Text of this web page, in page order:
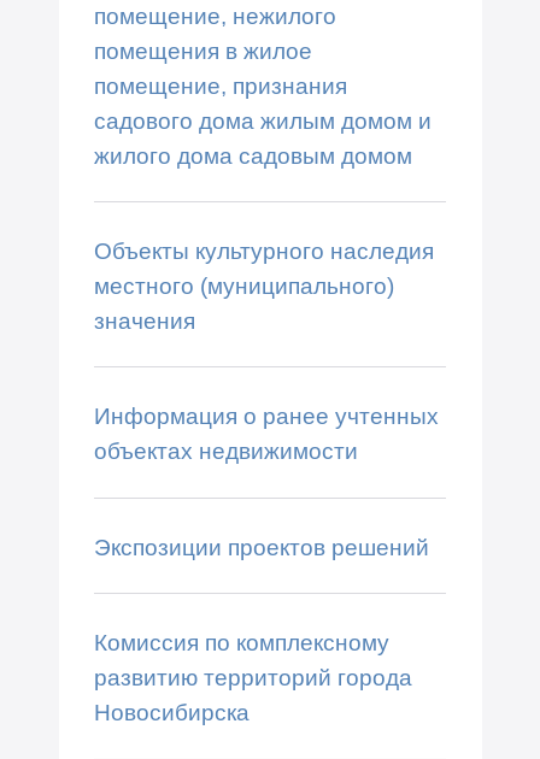
помещение, нежилого
помещения в жилое
помещение, признания
садового дома жилым домом и
жилого дома садовым домом
Объекты культурного наследия
местного (муниципального)
значения
Информация о ранее учтенных
объектах недвижимости
Экспозиции проектов решений
Комиссия по комплексному
развитию территорий города
Новосибирска